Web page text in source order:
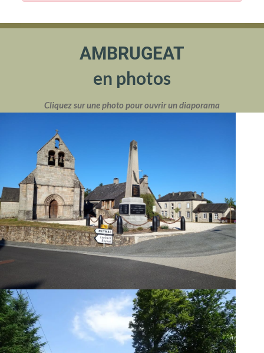
AMBRUGEAT
en photos
Cliquez sur une photo pour ouvrir un diaporama